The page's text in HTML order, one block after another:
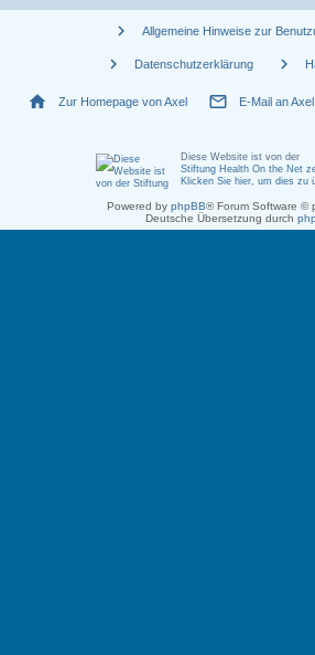
chevron_right Allgemeine Hinweise zur
chevron_right Datenschutzerklärung chevron_right
home Zur Homepage von Axel mail_outline E-Mail an Axel
Diese Website ist von der
Stiftung Health On the Net
Klicken Sie hier, um dies zu
Powered by phpBB® Forum Software ©
Deutsche Übersetzung durch